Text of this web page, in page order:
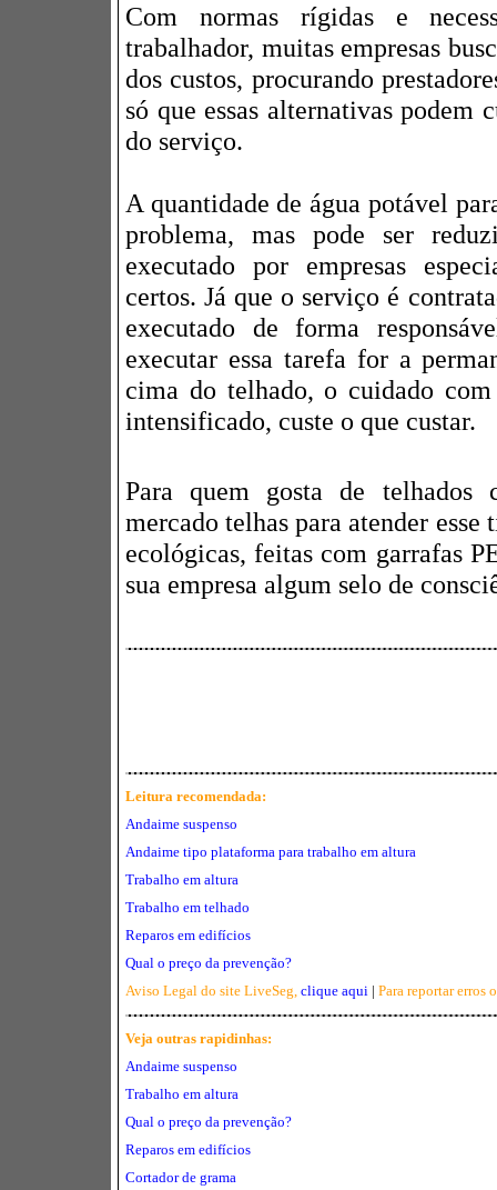
Com normas rígidas e
trabalhador, muitas empresas
dos custos, procurando
só que essas alternativas podem
do serviço.
A quantidade de água potável
problema, mas pode ser
executado por empresas
certos. Já que o serviço é
executado de forma
executar essa tarefa for a
cima do telhado, o cuidado
intensificado, custe o que custar.
Para quem gosta de telhados
mercado telhas para atender
ecológicas, feitas com garrafas
sua empresa algum selo de
Leitura recomendada:
Andaime suspenso
Andaime tipo plataforma para trabalho em altura
Trabalho em altura
Trabalho em telhado
Reparos em edifícios
Qual o preço da prevenção?
Aviso Legal do site LiveSeg, clique aqui | Para reportar erros
Veja outras rapidinhas:
Andaime suspenso
Trabalho em altura
Qual o preço da prevenção?
Reparos em edifícios
Cortador de grama